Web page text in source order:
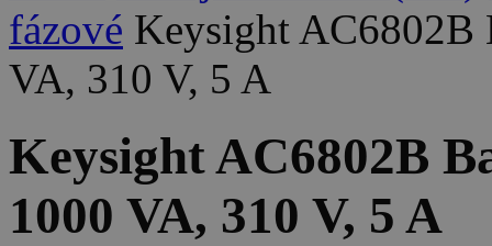
fázové Keysight AC6802B
VA, 310 V, 5 A
Keysight AC6802B
1000 VA, 310 V, 5 A